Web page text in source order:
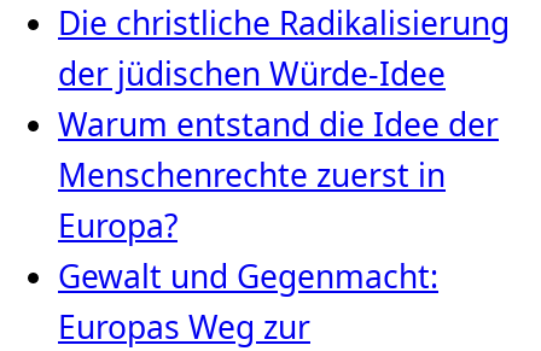
Die christliche Radikalisierung
der jüdischen Würde‑Idee
Warum entstand die Idee der
Menschenrechte zuerst in
Europa?
Gewalt und Gegenmacht:
Europas Weg zur